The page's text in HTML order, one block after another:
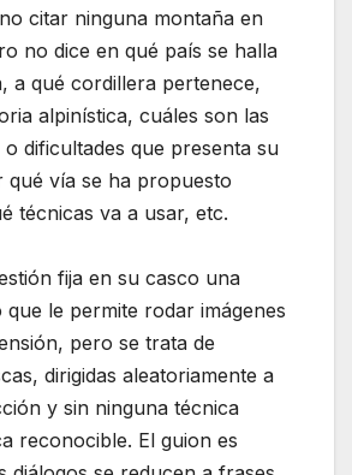
citar ninguna montaña en
no dice en qué país se halla
a qué cordillera pertenece,
alpinística, cuáles son las
dificultades que presenta su
qué vía se ha propuesto
técnicas va a usar, etc.
fija en su casco una
le permite rodar imágenes
pero se trata de
dirigidas aleatoriamente a
y sin ninguna técnica
reconocible. El guion es